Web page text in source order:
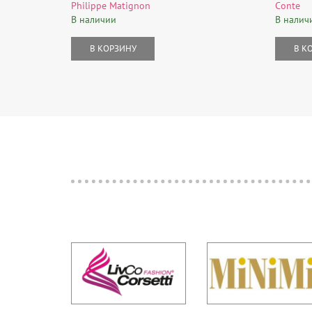
Philippe Matignon
В наличии
В КОРЗИНУ
Conte
В
В